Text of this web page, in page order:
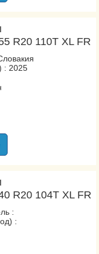
R20 110T XL FR
: 2025
R20 104T XL FR
:
: